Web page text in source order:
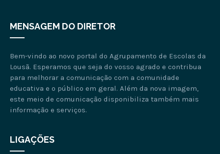
MENSAGEM DO DIRETOR
Bem-vindo ao novo portal do Agrupamento de Escolas da
Lousã. Esperamos que seja do vosso agrado e contribua
para melhorar a comunicação com a comunidade
educativa e o público em geral. Além da nova imagem,
este meio de comunicação disponibiliza também mais
informação e serviços.
LIGAÇÕES